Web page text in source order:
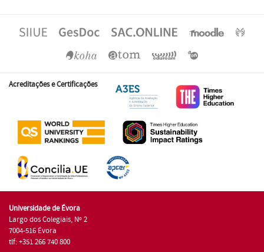
Acreditações e Certificações
Universidade de Évora
Largo dos Colegiais, Nº 2
7004-516 Évora
tlf: +351 266 740 800